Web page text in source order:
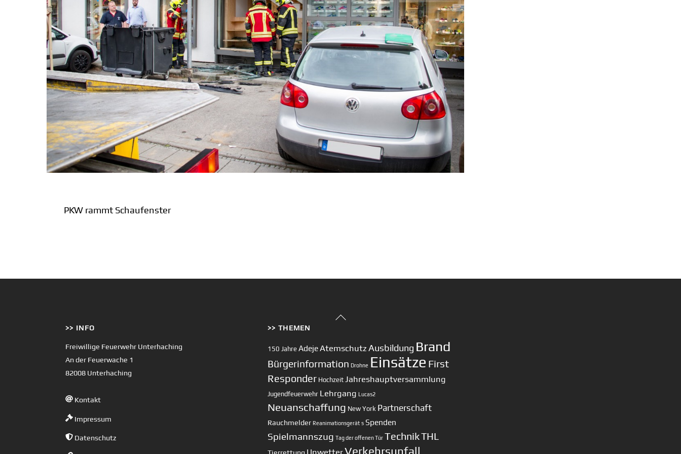
PKW rammt Schaufenster
Back
>> INFO
Freiwillige Feuerwehr Unterhaching
An der Feuerwache 1
82008 Unterhaching
Kontakt
Impressum
Datenschutz
>> THEMEN
150 Jahre AdejeAtemschutz Ausbildung Brand
Bürgerinformation Drohne Einsätze First
Responder Hochzeit Jahreshauptversammlung
Jugendfeuerwehr Lehrgang Lucas2
Neuanschaffung New York Partnerschaft
Rauchmelder Reanimationsgerät s Spenden
Spielmannszug Tag der offenen Tür TechnikTHL
Tierrettung UnwetterVerkehrsunfall